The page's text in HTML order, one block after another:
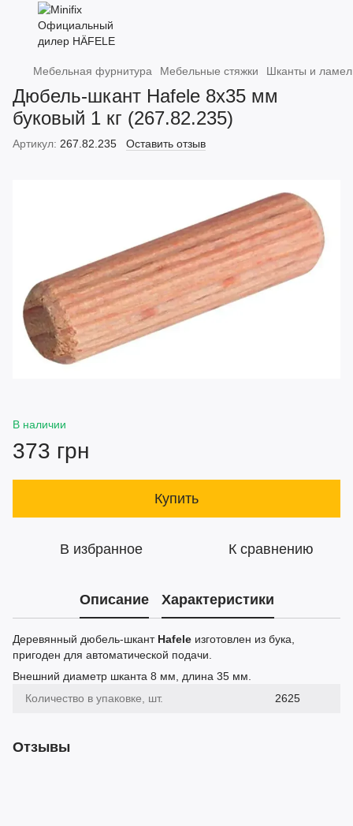
Мебельная фурнитура Мебельные стяжки Шканты и
Дюбель-шкант Hafele 8х35 мм
буковый 1 кг (267.82.235)
Артикул: 267.82.235 Оставить отзыв
В наличии
373 грн
Купить
В избранное К сравнению
Описание Характеристики
Деревянный дюбель-шкант Hafele изготовлен из бука,
пригоден для автоматической подачи.
Внешний диаметр шканта 8 мм, длина 35 мм.
Количество в упаковке, шт.
2625
Отзывы